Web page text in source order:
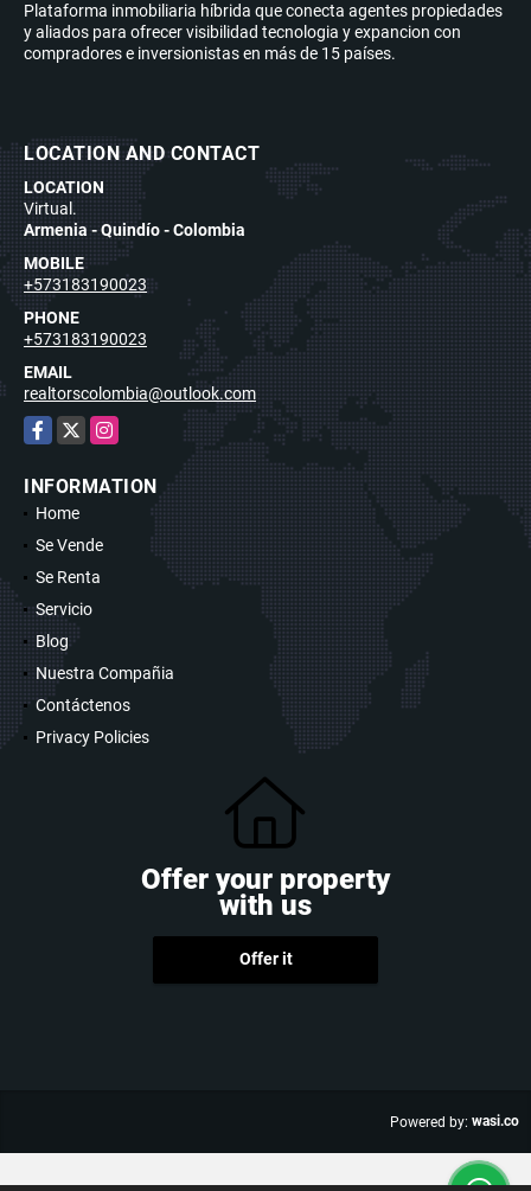
Plataforma inmobiliaria híbrida que conecta agentes propiedades
y aliados para ofrecer visibilidad tecnologia y expancion con
compradores e inversionistas en más de 15 países.
LOCATION AND CONTACT
LOCATION
Virtual.
Armenia - Quindío - Colombia
MOBILE
+573183190023
PHONE
+573183190023
EMAIL
realtorscolombia@outlook.com
Facebook
X Instagram
INFORMATION
Home
Se Vende
Se Renta
Servicio
Blog
Nuestra Compañia
Contáctenos
Privacy Policies
Offer your property
with us
Offer it
Powered by: wasi.co